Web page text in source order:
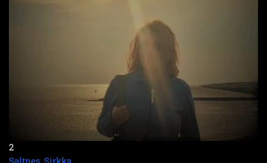
2
Saltnes, Sirkka